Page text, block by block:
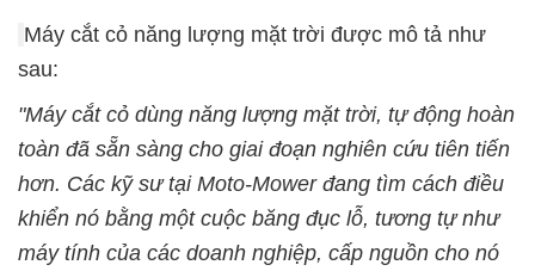
Máy cắt cỏ năng lượng mặt trời được mô tả như
sau:
"Máy cắt cỏ dùng năng lượng mặt trời, tự động hoàn
toàn đã sẵn sàng cho giai đoạn nghiên cứu tiên tiến
hơn. Các kỹ sư tại Moto-Mower đang tìm cách điều
khiển nó bằng một cuộc băng đục lỗ, tương tự như
máy tính của các doanh nghiệp, cấp nguồn cho nó